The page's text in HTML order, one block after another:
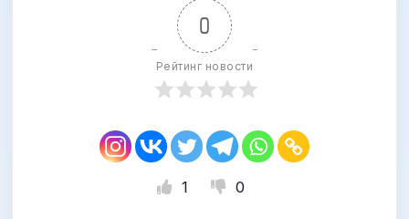
0
Рейтинг новости
1 0